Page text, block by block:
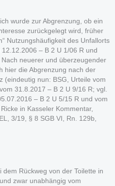
wurde zur Abgrenzung, ob ein
zurückgelegt wird, früher
Nutzungshäufigkeit des Unfallorts
– B 2 U 1/06 R und
neuerer und überzeugender
hier die Abgrenzung nach der
(eindeutig nun: BSG, Urteile vom
31.8.2017 – B 2 U 9/16 R; vgl.
– B 2 U 5/15 R und vom
in Kasseler Kommentar,
3/19, § 8 SGB VI, Rn. 129b,
Rückweg von der Toilette in
zwar unabhängig vom